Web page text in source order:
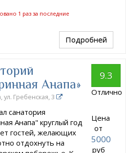
1 раз за последние
Подробней
Анапа»
ул. Гребенская, 3
санатория
Анапа" круглый год
гостей, желающих
отдохнуть на
9.3
Отлично
Цена
от
5000
руб